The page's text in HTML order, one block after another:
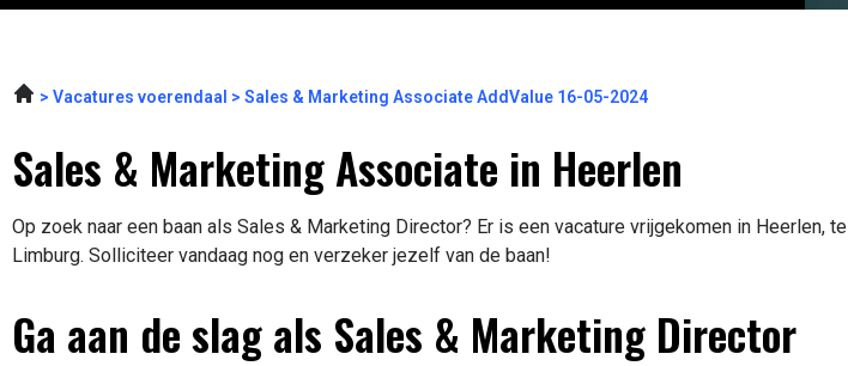
Vacatures voerendaal Sales & Marketing Associate AddValue 16-05-2024
Sales & Marketing Associate in Heerlen
Op zoek naar een baan als Sales & Marketing Director? Er is een vacature vrijgekomen in Heerlen, te
Limburg. Solliciteer vandaag nog en verzeker jezelf van de baan!
Ga aan de slag als Sales & Marketing Director